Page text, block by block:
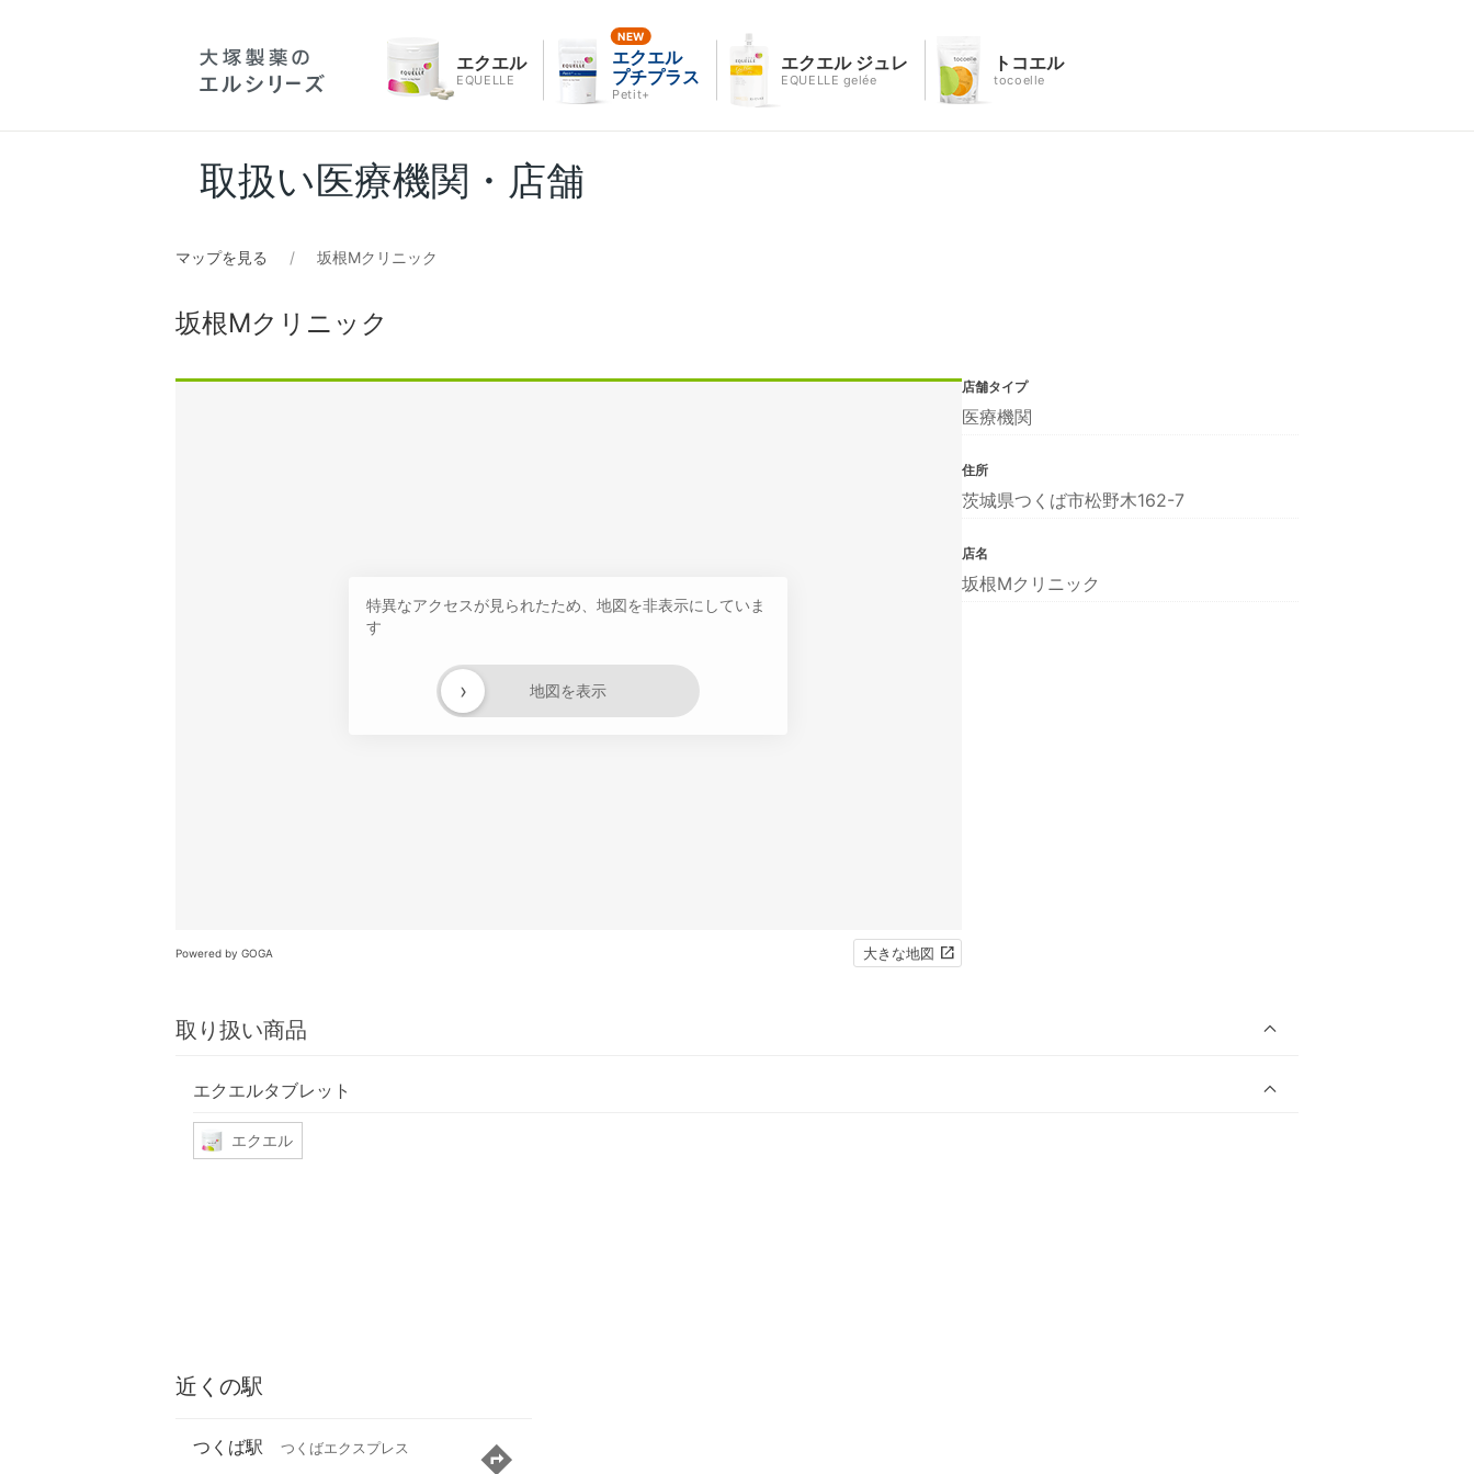
エクエル
EQUELLE
エクエル
プチプラス
Petit+
エクエル ジュレ
EQUELLE gelée
トコエル
tocoelle
取扱い医療機関・店舗
マップを見る 坂根Mクリニック
坂根Mクリニック
特異なアクセスが見られたため、地図を非表示にしていま
す
地図を表示
›
Powered by GOGA 大きな地図
取り扱い商品
エクエルタブレット
エクエル
店舗タイプ
医療機関
住所
茨城県つくば市松野木162-7
店名
坂根Mクリニック
近くの駅
つくば駅 つくばエクスプレス